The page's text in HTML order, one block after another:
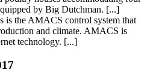
by Big Dutchman. [...]
is the AMACS control system that
and climate. AMACS is
technology. [...]